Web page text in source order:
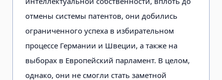
отмены системы патентов, они добились
ограниченного успеха в избирательном
процессе Германии и Швеции, а также на
выборах в Европейский парламент. В целом,
однако, они не смогли стать заметной